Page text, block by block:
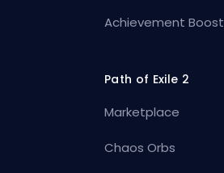
Achievement Boost
Path of Exile 2
Marketplace
Chaos Orbs